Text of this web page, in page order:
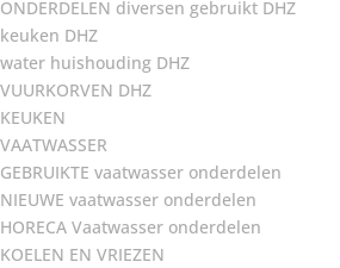
ONDERDELEN diversen gebruikt DHZ
keuken DHZ
water huishouding DHZ
VUURKORVEN DHZ
KEUKEN
VAATWASSER
GEBRUIKTE vaatwasser onderdelen
NIEUWE vaatwasser onderdelen
HORECA Vaatwasser onderdelen
KOELEN EN VRIEZEN